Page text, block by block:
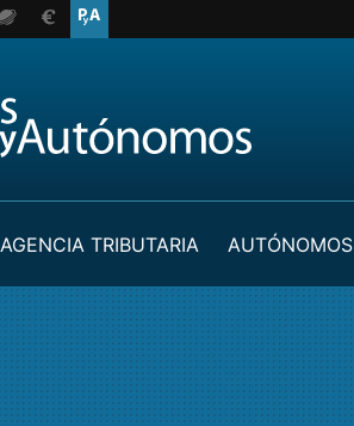
AGENCIA TRIBUTARIA AUTÓNOMOS